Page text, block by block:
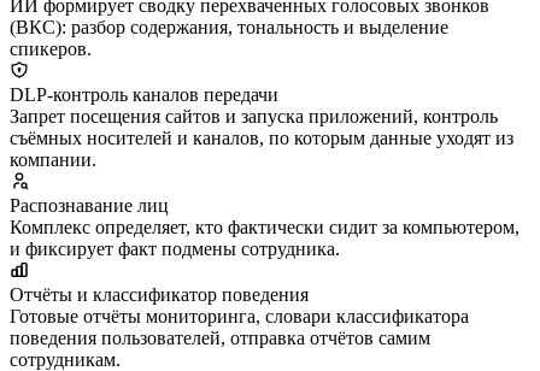
ИИ формирует сводку перехваченных голосовых звонков
(ВКС): разбор содержания, тональность и выделение
спикеров.
DLP-контроль каналов передачи
Запрет посещения сайтов и запуска приложений, контроль
съёмных носителей и каналов, по которым данные уходят из
компании.
Распознавание лиц
Комплекс определяет, кто фактически сидит за компьютером,
и фиксирует факт подмены сотрудника.
Отчёты и классификатор поведения
Готовые отчёты мониторинга, словари классификатора
поведения пользователей, отправка отчётов самим
сотрудникам.